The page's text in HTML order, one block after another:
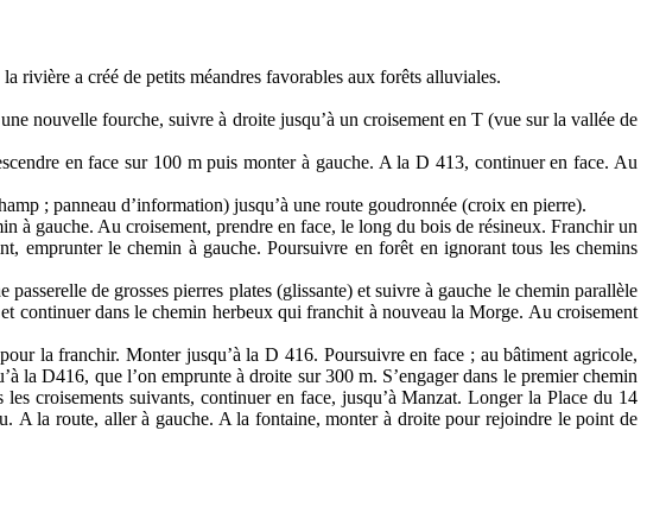
rivière a créé de petits méandres favorables aux forêts alluviales.
nouvelle fourche, suivre à droite jusqu’à un croisement en T (vue sur la valléede
en face sur 100 m puis monter à gauche. A la D 413, continuer en face. Au
; panneau d’information) jusqu’à une route goudronnée (croix en pierre).
à gauche. Au croisement, prendre en face, le long du bois de résineux.Franchir un
emprunter le chemin à gauche. Poursuivre en forêt en ignorant tous les chemins
passerelle de grosses pierres plates (glissante) et suivre à gauche le cheminparallèle
continuer dans le chemin herbeux qui franchit à nouveau la Morge. Aucroisement
la franchir. Monter jusqu’à la D 416. Poursuivre en face ; au bâtiment agricole,
’à la D416, que l’on emprunte à droite sur 300 m. S’engager dans le premier chemin
les croisements suivants, continuer en face, jusqu’à Manzat. Longer la Place du 14
A la route, aller à gauche. A la fontaine, monter à droite pour rejoindre le point de